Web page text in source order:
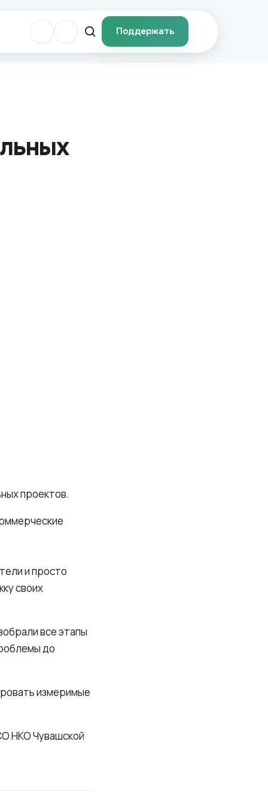
Поддержать
проектов.
и просто
своих
все этапы
до
измеримые
НКО Чувашской